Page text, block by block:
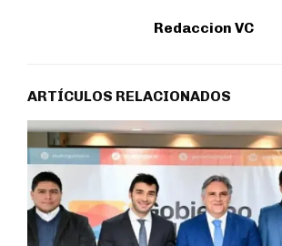
Redaccion VC
ARTÍCULOS RELACIONADOS